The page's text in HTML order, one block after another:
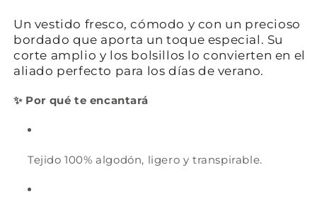
Un vestido fresco, cómodo y con un precioso
bordado que aporta un toque especial. Su
corte amplio y los bolsillos lo convierten en el
aliado perfecto para los días de verano.
✨ Por qué te encantará
Tejido 100% algodón, ligero y transpirable.